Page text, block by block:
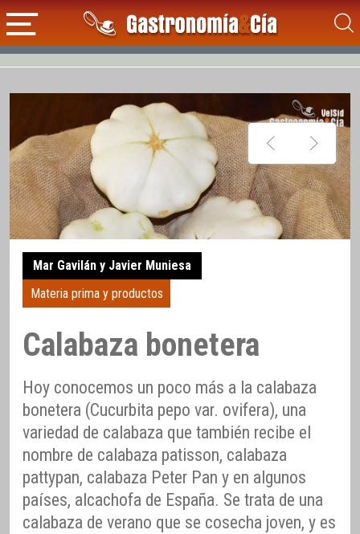
Mar Gavilán y Javier Muniesa
Materia prima y productos
Calabaza bonetera
Hoy conocemos un poco más a la calabaza
bonetera (Cucurbita pepo var. ovifera), una
variedad de calabaza que también recibe el
nombre de calabaza patisson, calabaza
pattypan, calabaza Peter Pan y en algunos
países, alcachofa de España. Se trata de una
calabaza de verano que se cosecha joven, y es